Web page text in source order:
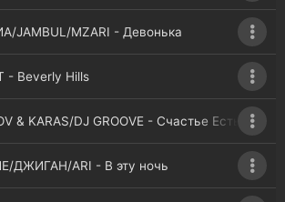
JAMBUL/MZARI - Девонька
- Beverly Hills
& KARAS/DJ GROOVE - Счастье Есть
ДЖИГАН/ARI - В эту ночь